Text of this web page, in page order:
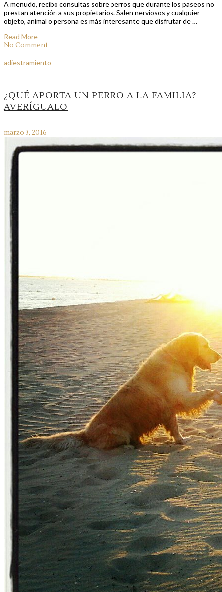
A menudo, recibo consultas sobre perros que durante los paseos no
prestan atención a sus propietarios. Salen nerviosos y cualquier
objeto, animal o persona es más interesante que disfrutar de …
Read More
No Comment
adiestramiento
¿QUÉ APORTA UN PERRO A LA FAMILIA?
AVERÍGUALO
marzo 3, 2016